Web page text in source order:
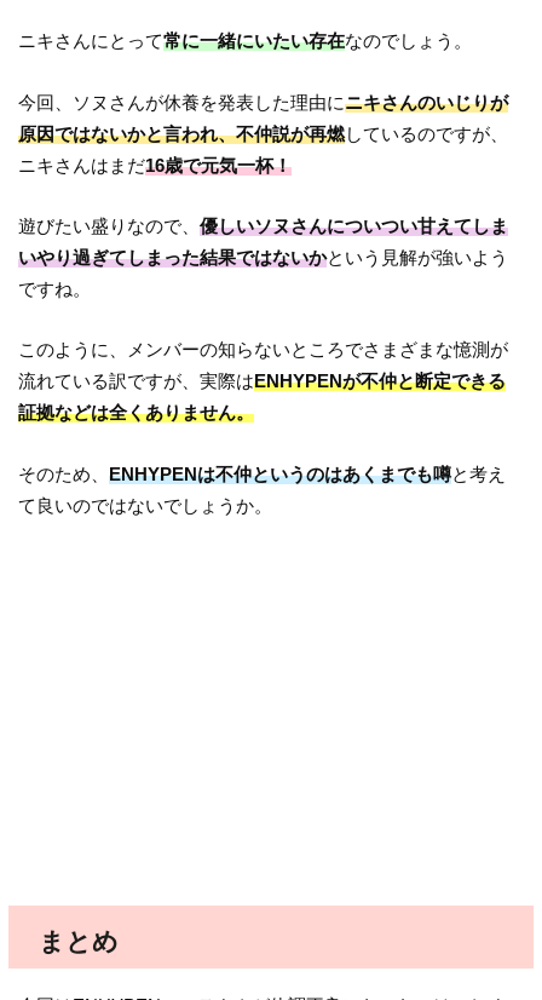
ニキさんにとって常に一緒にいたい存在なのでしょう。
今回、ソヌさんが休養を発表した理由にニキさんのいじりが
原因ではないかと言われ、不仲説が再燃しているのですが、
ニキさんはまだ16歳で元気一杯！
遊びたい盛りなので、優しいソヌさんについつい甘えてしま
いやり過ぎてしまった結果ではないかという見解が強いよう
ですね。
このように、メンバーの知らないところでさまざまな憶測が
流れている訳ですが、実際はENHYPENが不仲と断定できる
証拠などは全くありません。
そのため、ENHYPENは不仲というのはあくまでも噂と考え
て良いのではないでしょうか。
まとめ